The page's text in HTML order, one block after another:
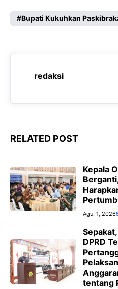
c
b
k
a
s
A
p
l
g
r
m
s
e
e
Bupati Kukuhkan
redaksi
RELATED POST
Kepala
Agu. 1, 2026
DPRD
tentang